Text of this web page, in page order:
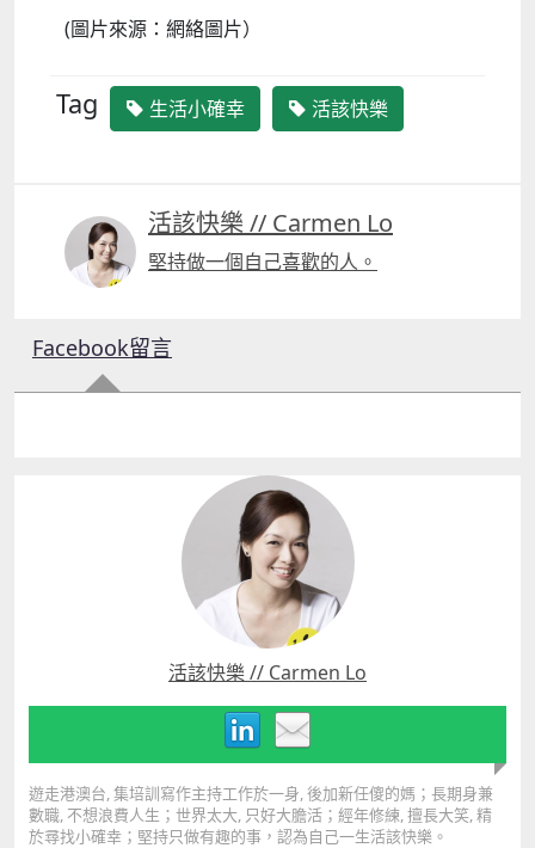
(圖片來源：網絡圖片）
Tag 生活小確幸 活該快樂
活該快樂 // Carmen Lo
堅持做一個自己喜歡的人。
Facebook留言
活該快樂 // Carmen Lo
遊走港澳台, 集培訓寫作主持工作於一身, 後加新任傻的媽；長期身兼
數職, 不想浪費人生；世界太大, 只好大膽活；經年修練, 擅長大笑, 精
於尋找小確幸；堅持只做有趣的事，認為自己一生活該快樂。